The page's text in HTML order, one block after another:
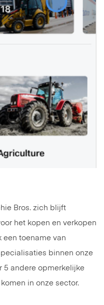
Bros. zich blijft
het kopen en verkopen
een toename van
binnen onze
5 andere opmerkelijke
in onze sector.